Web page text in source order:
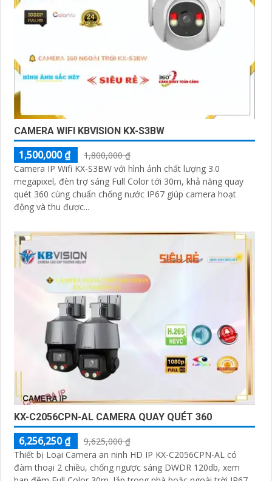
CAMERA WIFI KBVISION KX-S3BW
1,500,000 ₫
1,800,000 ₫
Camera IP Wifi KX-S3BW với hình ảnh chất lượng 3.0
megapixel, đèn trợ sáng Full Color tới 30m, khả năng quay
quét 360 cùng chuẩn chống nước IP67 giúp camera hoạt
động và thu được...
KX-C2056CPN-AL CAMERA QUAY QUÉT 360
6,256,250 ₫
9,625,000 ₫
Thiết bị Loại Camera an ninh HD IP KX-C2056CPN-AL có
đàm thoại 2 chiều, chống ngược sáng DWDR 120db, xem